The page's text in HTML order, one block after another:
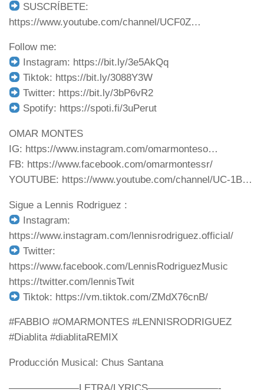
SUSCRÍBETE:
https://www.youtube.com/channel/UCF0Z…
Follow me:
Instagram: https://bit.ly/3e5AkQq
Tiktok: https://bit.ly/3088Y3W
Twitter: https://bit.ly/3bP6vR2
Spotify: https://spoti.fi/3uPerut
OMAR MONTES
IG: https://www.instagram.com/omarmonteso…
FB: https://www.facebook.com/omarmontessr/
YOUTUBE: https://www.youtube.com/channel/UC-1B…
Sigue a Lennis Rodriguez :
Instagram:
https://www.instagram.com/lennisrodriguez.official/
Twitter:
https://www.facebook.com/LennisRodriguezMusic
https://twitter.com/lennisTwit
Tiktok: https://vm.tiktok.com/ZMdX76cnB/
#FABBIO #OMARMONTES #LENNISRODRIGUEZ​
#Diablita #diablitaREMIX
Producción Musical: Chus Santana